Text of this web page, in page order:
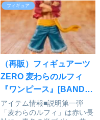
「Harmonia humming（ハル
モニアハミング）」にアニメ
『葬送のフリーレン』より、
「フリーレン」が登場です。
今回はフリ...
フィギュア
（再販）フィギュアーツ
ZERO 麦わらのルフィ
『ワンピース』[BANDAI
SPIRITS]が予約受付中
アイテム情報■説明第一弾
「麦わらのルフィ」は赤い長